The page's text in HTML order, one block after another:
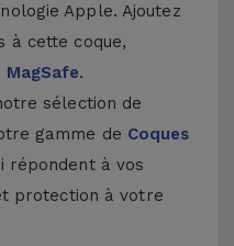
Apple. Ajoutez
à cette coque,
.
sélection de
gamme de Coques
répondent à vos
protection à votre